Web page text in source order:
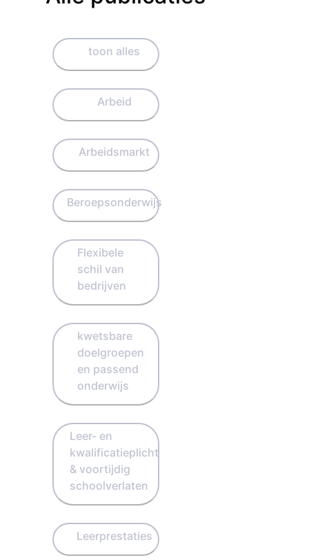
toon alles
Arbeid
Arbeidsmarkt
Beroepsonderwijs
Flexibele
schil van
bedrijven
kwetsbare
doelgroepen
en passend
onderwijs
Leer- en
kwalificatieplicht
& voortijdig
schoolverlaten
Leerprestaties